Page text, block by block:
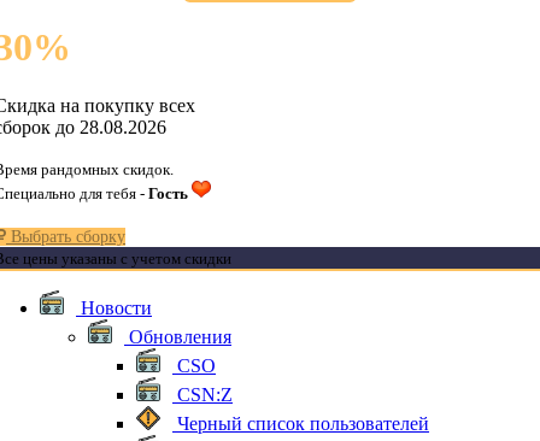
%
на покупку всех
до 28.08.2026
рандомных скидок.
для тебя - Гость
Выбрать сборку
цены указаны с учетом скидки
Новости
Обновления
CSO
CSN:Z
Черный список пользователей